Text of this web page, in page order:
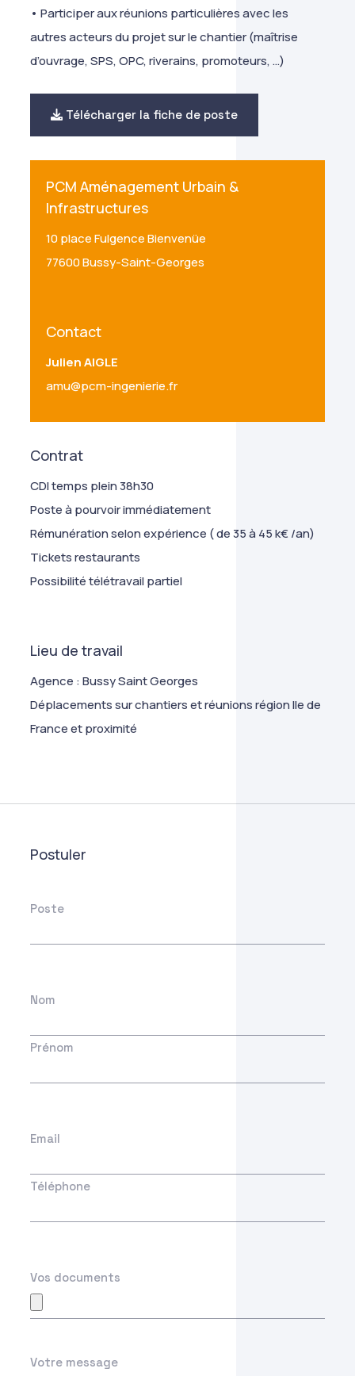
• Participer aux réunions particulières avec les
autres acteurs du projet sur le chantier (maîtrise
d’ouvrage, SPS, OPC, riverains, promoteurs, …)
Télécharger la fiche de poste
PCM Aménagement Urbain &
Infrastructures
10 place Fulgence Bienvenüe
77600 Bussy-Saint-Georges
Contact
Julien AIGLE
amu@pcm-ingenierie.fr
Contrat
CDI temps plein 38h30
Poste à pourvoir immédiatement
Rémunération selon expérience ( de 35 à 45 k€ /an)
Tickets restaurants
Possibilité télétravail partiel
Lieu de travail
Agence : Bussy Saint Georges
Déplacements sur chantiers et réunions région Ile de
France et proximité
Postuler
Poste
Nom
Prénom
Email
Téléphone
Vos documents
Votre message